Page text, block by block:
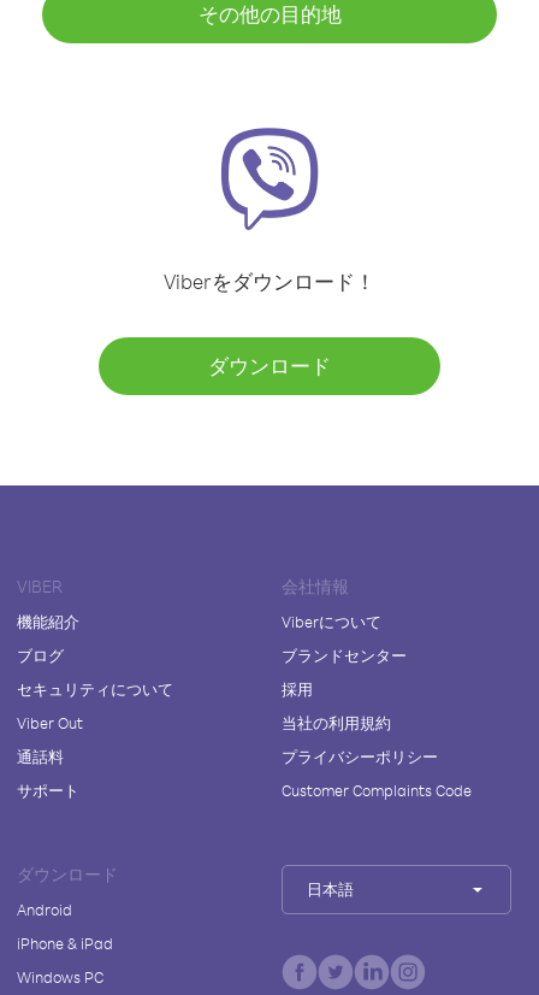
その他の目的地
Viberをダウンロード！
ダウンロード
VIBER
機能紹介
ブログ
セキュリティについて
Viber Out
通話料
サポート
会社情報
Viberについて
ブランドセンター
採用
当社の利用規約
プライバシーポリシー
Customer Complaints Code
ダウンロード
Android
iPhone & iPad
Windows PC
日本語